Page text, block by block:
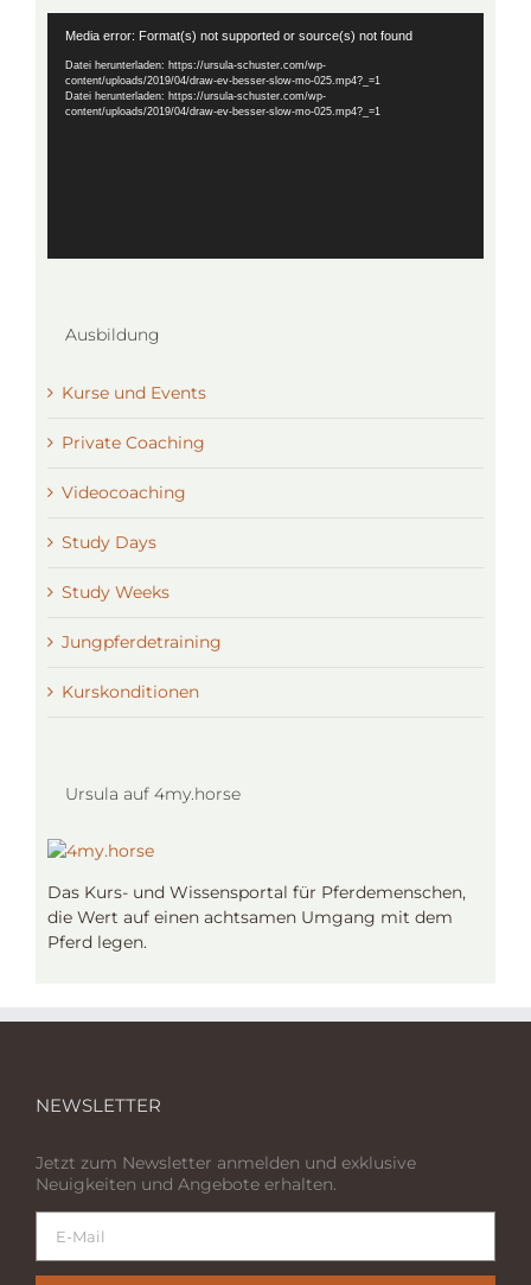
Media error: Format(s) not supported or source(s) not found
Datei herunterladen: https://ursula-schuster.com/wp-
content/uploads/2019/04/draw-ev-besser-slow-mo-025.mp4?_=1
Datei herunterladen: https://ursula-schuster.com/wp-
content/uploads/2019/04/draw-ev-besser-slow-mo-025.mp4?_=1
Ausbildung
Kurse und Events
Private Coaching
Videocoaching
Study Days
Study Weeks
Jungpferdetraining
Kurskonditionen
Ursula auf 4my.horse
Das Kurs- und Wissensportal für Pferdemenschen,
die Wert auf einen achtsamen Umgang mit dem
Pferd legen.
NEWSLETTER
Jetzt zum Newsletter anmelden und exklusive
Neuigkeiten und Angebote erhalten.